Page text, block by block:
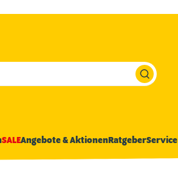
SALEAngebote & AktionenRatgeberService